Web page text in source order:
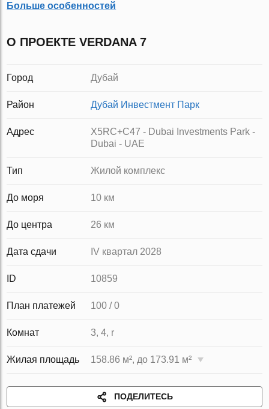
Больше особенностей
О ПРОЕКТЕ VERDANA 7
Город Дубай
Район Дубай Инвестмент Парк
Адрес
X5RC+C47 - Dubai Investments Park -
Dubai - UAE
Тип Жилой комплекс
До моря 10 км
До центра 26 км
Дата сдачи IV квартал 2028
ID 10859
План платежей 100 / 0
Комнат 3, 4, r
Жилая площадь 158.86 м², до 173.91 м²
ПОДЕЛИТЕСЬ